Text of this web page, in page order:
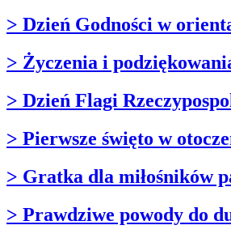
> Dzień Godności w
> Życzenia i
> Dzień Flagi
> Pierwsze święto w
> Gratka dla miłośników
> Prawdziwe powody do